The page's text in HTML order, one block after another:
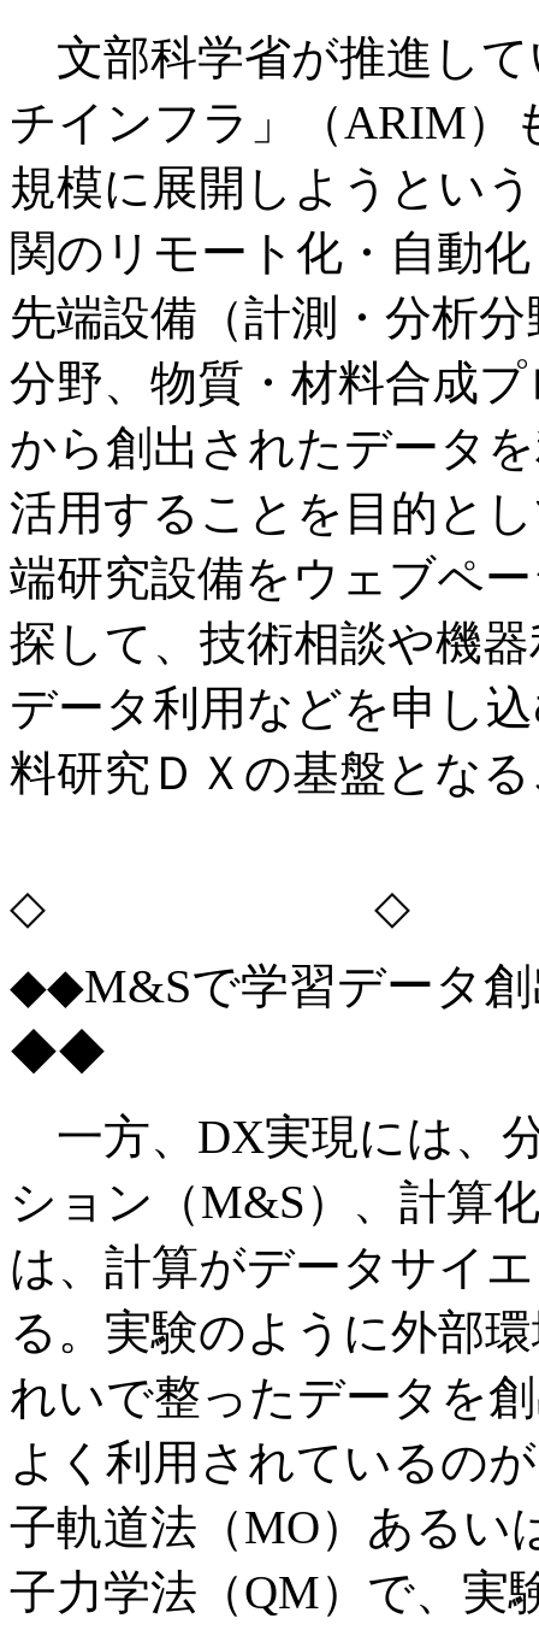
文部科学省が推進し
チインフラ」（ARIM）
規模に展開しようとい
関のリモート化・自動
先端設備（計測・分析
分野、物質・材料合成
から創出されたデータ
活用することを目的と
端研究設備をウェブペ
探して、技術相談や機
データ利用などを申し
料研究ＤＸの基盤とな
◇ ◇
◆◆M&Sで学習データ
◆◆
一方、DX実現には、
ション（M&S）、計算
は、計算がデータサイ
る。実験のように外部
れいで整ったデータを
よく利用されているの
子軌道法（MO）あるい
子力学法（QM）で、実